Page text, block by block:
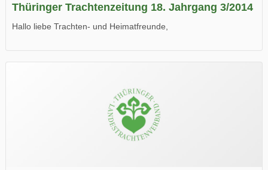
Thüringer Trachtenzeitung 18. Jahrgang 3/2014
Hallo liebe Trachten- und Heimatfreunde,
Wir wünschen Euch viel Spaß beim Lesen.